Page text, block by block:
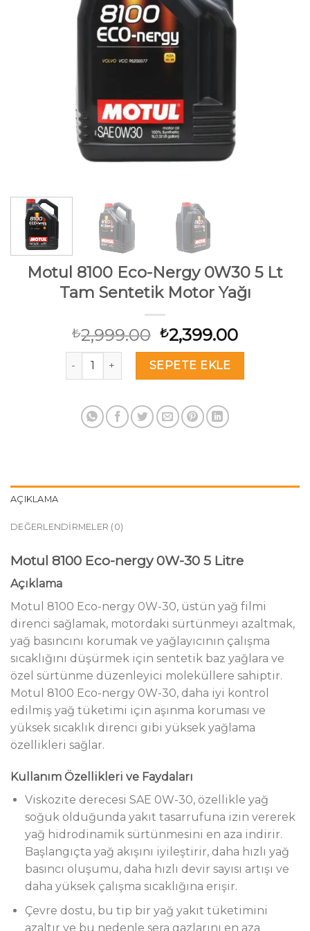
Motul 8100 Eco-Nergy 0W30 5 Lt
Tam Sentetik Motor Yağı
₺2,999.00 Orijinal
fiyat:
₺2,999.00.
₺2,399.00Şu
andaki
Motul 8100 Eco-Nergy 0W30 5 Lt Tam Sentetik
SEPETE EKLE
AÇIKLAMA
DEĞERLENDIRMELER (0)
Motul 8100 Eco-nergy 0W-30 5 Litre
Açıklama
Motul 8100 Eco-nergy 0W-30, üstün yağ filmi
direnci sağlamak, motordaki sürtünmeyi azaltmak,
yağ basıncını korumak ve yağlayıcının çalışma
sıcaklığını düşürmek için sentetik baz yağlara ve
özel sürtünme düzenleyici moleküllere sahiptir.
Motul 8100 Eco-nergy 0W-30, daha iyi kontrol
edilmiş yağ tüketimi için aşınma koruması ve
yüksek sıcaklık direnci gibi yüksek yağlama
özellikleri sağlar.
Kullanım Özellikleri ve Faydaları
Viskozite derecesi SAE 0W-30, özellikle yağ
soğuk olduğunda yakıt tasarrufuna izin vererek
yağ hidrodinamik sürtünmesini en aza indirir.
Başlangıçta yağ akışını iyileştirir, daha hızlı yağ
basıncı oluşumu, daha hızlı devir sayısı artışı ve
daha yüksek çalışma sıcaklığına erişir.
Çevre dostu, bu tip bir yağ yakıt tüketimini
azaltır ve bu nedenle sera gazlarını en aza